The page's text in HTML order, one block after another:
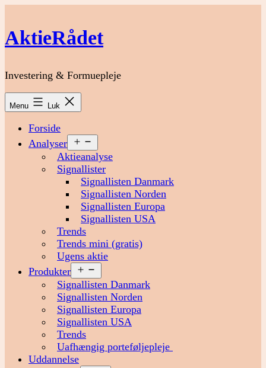
indhold
AktieRådet
Investering & Formuepleje
Menu Luk
Forside
Analyser
menu
Aktieanalyse
Signallister
Signallisten Danmark
Signallisten Norden
Signallisten Europa
Signallisten USA
Trends
Trends mini (gratis)
Ugens aktie
Produkter
menu
Signallisten Danmark
Signallisten Norden
Signallisten Europa
Signallisten USA
Trends
Uafhængig porteføljepleje
Uddannelse